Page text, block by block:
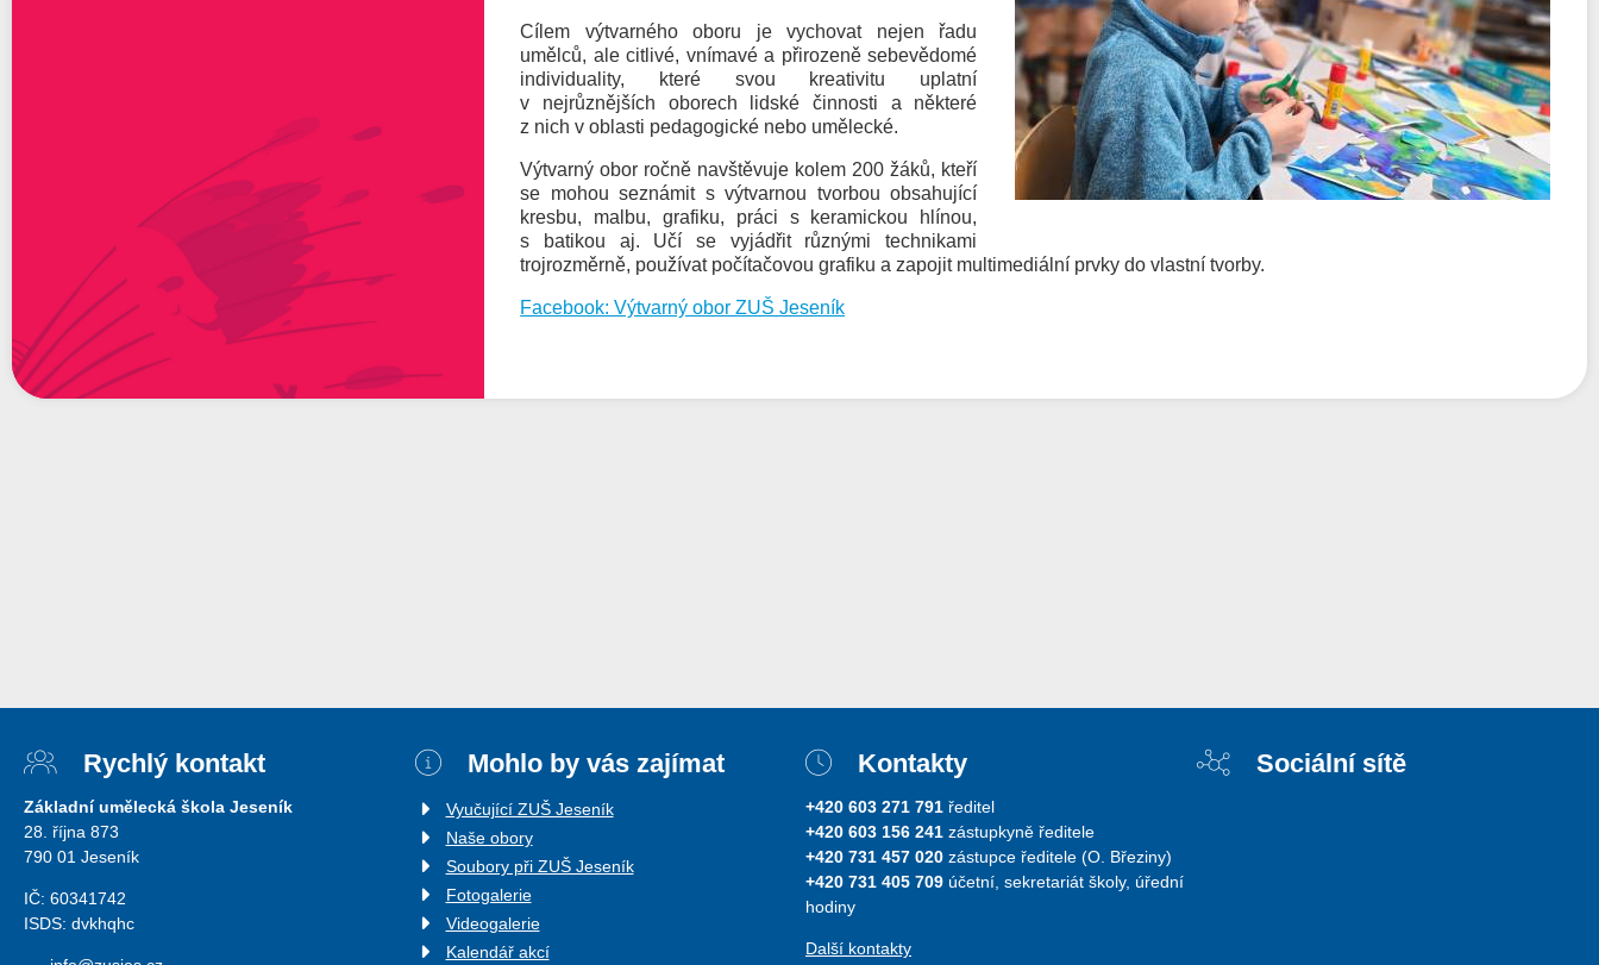
Cílem výtvarného oboru je vychovat nejen řadu
umělců, ale citlivé, vnímavé a přirozeně sebevědomé
individuality, které svou kreativitu uplatní
v nejrůznějších oborech lidské činnosti a některé
z nich v oblasti pedagogické nebo umělecké.
Výtvarný obor ročně navštěvuje kolem 200 žáků, kteří
se mohou seznámit s výtvarnou tvorbou obsahující
kresbu, malbu, grafiku, práci s keramickou hlínou,
s batikou aj. Učí se vyjádřit různými technikami
trojrozměrně, používat počítačovou grafiku a zapojit multimediální prvky do vlastní tvorby.
Facebook: Výtvarný obor ZUŠ Jeseník
Rychlý kontakt
Základní umělecká škola Jeseník
28. října 873
790 01 Jeseník
IČ: 60341742
ISDS: dvkhqhc
Mohlo by vás zajímat
Vyučující ZUŠ Jeseník
Naše obory
Soubory při ZUŠ Jeseník
Fotogalerie
Videogalerie
Kalendář akcí
Kontakty
+420 603 271 791 ředitel
+420 603 156 241 zástupkyně ředitele
+420 731 457 020 zástupce ředitele (O. Březiny)
+420 731 405 709 účetní, sekretariát školy, úřední
hodiny
Další kontakty
Sociální sítě